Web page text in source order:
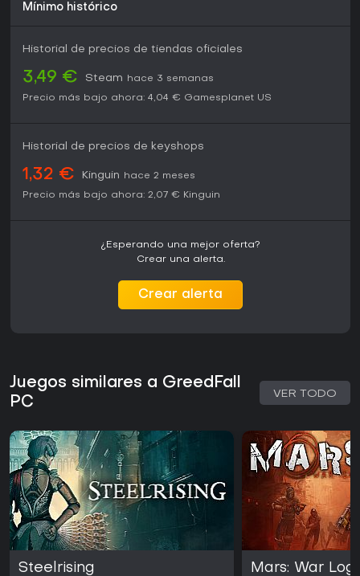
Mínimo histórico
Historial de precios de tiendas oficiales
3,49 € Steam
hace 3 semanas
Precio más bajo ahora: 4,04 € Gamesplanet US
Historial de precios de keyshops
1,32 € Kinguin
hace 2 meses
Precio más bajo ahora: 2,07 € Kinguin
¿Esperando una mejor oferta?
Crear una alerta.
Crear alerta
Juegos similares a GreedFall
PC
VER TODO
Steelrising Mars: War